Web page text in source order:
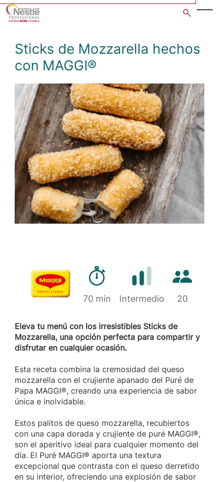
Skip
content
Sticks de Mozzarella hechos
con MAGGI®
Open image gallery in
Marca Tiempo de preparación
70 min Dificultad
Intermedio
Cantidad
20
Eleva tu menú con los irresistibles Sticks de
Mozzarella, una opción perfecta para compartir y
disfrutar en cualquier ocasión.
Esta receta combina la cremosidad del queso
mozzarella con el crujiente apanado del Puré de
Papa MAGGI®, creando una experiencia de sabor
única e inolvidable.
Estos palitos de queso mozzarella, recubiertos
con una capa dorada y crujiente de puré MAGGI®,
son el aperitivo ideal para cualquier momento del
día. El Puré MAGGI® aporta una textura
excepcional que contrasta con el queso derretido
en su interior, ofreciendo una explosión de sabor